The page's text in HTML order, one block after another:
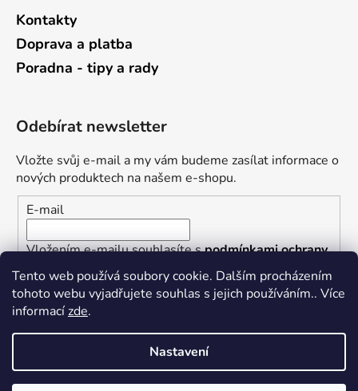
Tento web používá soubory cookie. Dalším procházením
tohoto webu vyjadřujete souhlas s jejich používáním.. Více
informacízde.
Nastavení
Kontakty
Doprava a platba
Poradna - tipy a rady
Odebírat newsletter
Vložte svůj e-mail a my vám budeme zasílat informace o
nových produktech na našem e-shopu.
E-mail
Vložením e-mailu souhlasíte spodmínkami ochrany
osobních údajů
PŘIHLÁSIT SE